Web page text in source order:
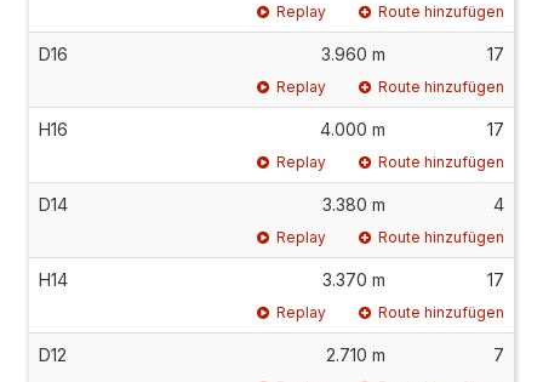
Replay Route hinzufügen
D16 3.960 m 17
Replay Route hinzufügen
H16 4.000 m 17
Replay Route hinzufügen
D14 3.380 m 4
Replay Route hinzufügen
H14 3.370 m 17
Replay Route hinzufügen
D12 2.710 m 7